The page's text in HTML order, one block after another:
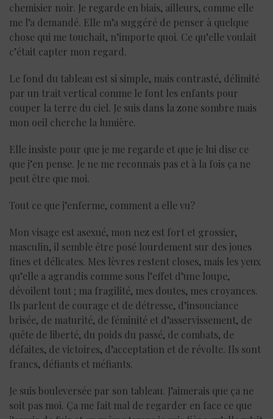
chemisier noir. Je regarde en biais, ailleurs, comme elle
me l’a demandé. Elle m’a suggéré de penser à quelque
chose qui me touchait, n’importe quoi. Ce qu’elle voulait
c’était capter mon regard.
Le fond du tableau est si simple, mais contrasté, délimité
par un trait vertical comme le font les enfants pour
couper la terre du ciel. Je suis dans la zone sombre mais
mon oeil cherche la lumière.
Elle insiste pour que je me regarde et que je lui dise ce
que j’en pense. Je ne me reconnais pas et à la fois ça ne
peut être que moi.
Tout ce que j’enferme, comment a elle vu?
Mon visage est asexué, mon nez est fort et grossier,
masculin, il semble être posé lourdement sur des joues
fines et délicates. Mes lèvres restent closes, mais les yeux
qu’elle a agrandis comme sous l’effet d’une loupe,
dévoilent tout ; ma fragilité, mes doutes, mes croyances.
Ils parlent de courage et de détresse, d’insouciance
brisée, de maturité, de féminité et d’asservissement, de
quête de liberté, du poids du passé, de combats, de
défaites, de victoires, d’acceptation et de révolte. Ils sont
francs, défiants et méfiants.
Je suis bouleversée par son tableau. J’aimerais que ça ne
soit pas moi. Ça me fait mal de regarder en face ce que